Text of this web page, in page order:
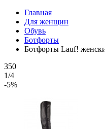
Главная
Для женщин
Обувь
Ботфорты
Ботфорты Lauf!
350
1/4
-5%